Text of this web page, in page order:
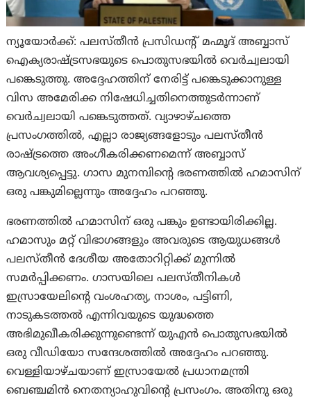
ന്യൂയോര്‍ക്ക്: പലസ്തീൻ പ്രസിഡന്റ് മഹ്മൂദ് അബ്ബാസ്
ഐക്യരാഷ്ട്രസഭയുടെ പൊതുസഭയിൽ വെർച്വലായി
പങ്കെടുത്തു. അദ്ദേഹത്തിന് നേരിട്ട് പങ്കെടുക്കാനുള്ള
വിസ അമേരിക്ക നിഷേധിച്ചതിനെത്തുടര്‍ന്നാണ്
വെര്‍‌ച്വലായി പങ്കെടുത്തത്. വ്യാഴാഴ്ചത്തെ
പ്രസംഗത്തിൽ, എല്ലാ രാജ്യങ്ങളോടും പലസ്തീൻ
രാഷ്ട്രത്തെ അംഗീകരിക്കണമെന്ന് അബ്ബാസ്
ആവശ്യപ്പെട്ടു. ഗാസ മുനമ്പിന്റെ ഭരണത്തിൽ ഹമാസിന്
ഒരു പങ്കുമില്ലെന്നും അദ്ദേഹം പറഞ്ഞു.
ഭരണത്തിൽ ഹമാസിന് ഒരു പങ്കും ഉണ്ടായിരിക്കില്ല.
ഹമാസും മറ്റ് വിഭാഗങ്ങളും അവരുടെ ആയുധങ്ങൾ
പലസ്തീൻ ദേശീയ അതോറിറ്റിക്ക് മുന്നിൽ
സമർപ്പിക്കണം. ഗാസയിലെ പലസ്തീനികൾ
ഇസ്രായേലിന്റെ വംശഹത്യ, നാശം, പട്ടിണി,
നാടുകടത്തൽ എന്നിവയുടെ യുദ്ധത്തെ
അഭിമുഖീകരിക്കുന്നുണ്ടെന്ന് യുഎൻ പൊതുസഭയിൽ
ഒരു വീഡിയോ സന്ദേശത്തിൽ അദ്ദേഹം പറഞ്ഞു.
വെള്ളിയാഴ്ചയാണ് ഇസ്രായേൽ പ്രധാനമന്ത്രി
ബെഞ്ചമിൻ നെതന്യാഹുവിന്റെ പ്രസംഗം. അതിനു ഒരു